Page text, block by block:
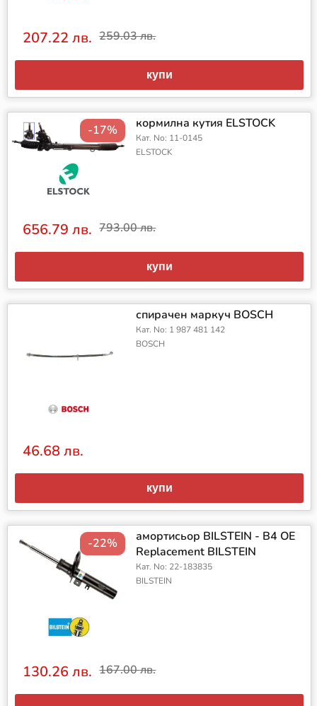
207.22 лв. 259.03 лв.
купи
-17% кормилна кутия ELSTOCK
Кат. No: 11-0145
ELSTOCK
656.79 лв. 793.00 лв.
купи
спирачен маркуч BOSCH
Кат. No: 1 987 481 142
BOSCH
46.68 лв.
купи
-22%
амортисьор BILSTEIN - B4 OE
Replacement BILSTEIN
Кат. No: 22-183835
BILSTEIN
130.26 лв. 167.00 лв.